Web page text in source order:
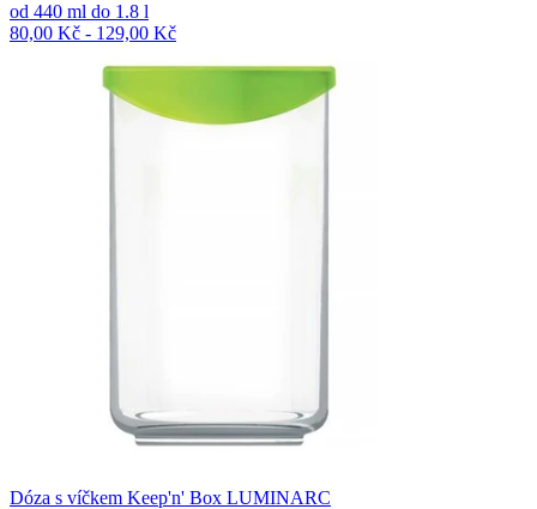
od 440 ml do 1.8 l
80,00 Kč - 129,00 Kč
Dóza s víčkem Keep'n' Box LUMINARC